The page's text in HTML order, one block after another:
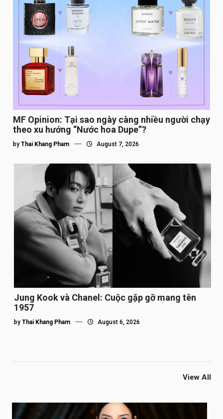
MF Opinion: Tại sao ngày càng nhiều người chạy
theo xu hướng “Nước hoa Dupe”?
by Thai Khang Pham August 7, 2026
Jung Kook và Chanel: Cuộc gặp gỡ mang tên
1957
by Thai Khang Pham August 6, 2026
View All